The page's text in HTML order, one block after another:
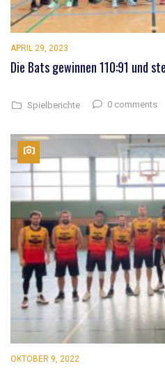
APRIL 29, 2023
Die Bats gewinnen 110:91 und
Spielberichte 0 comments
OKTOBER 9, 2022